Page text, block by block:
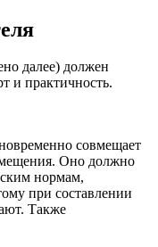
далее) должен
и практичность.
совмещает
Оно должно
нормам,
при составлении
Также